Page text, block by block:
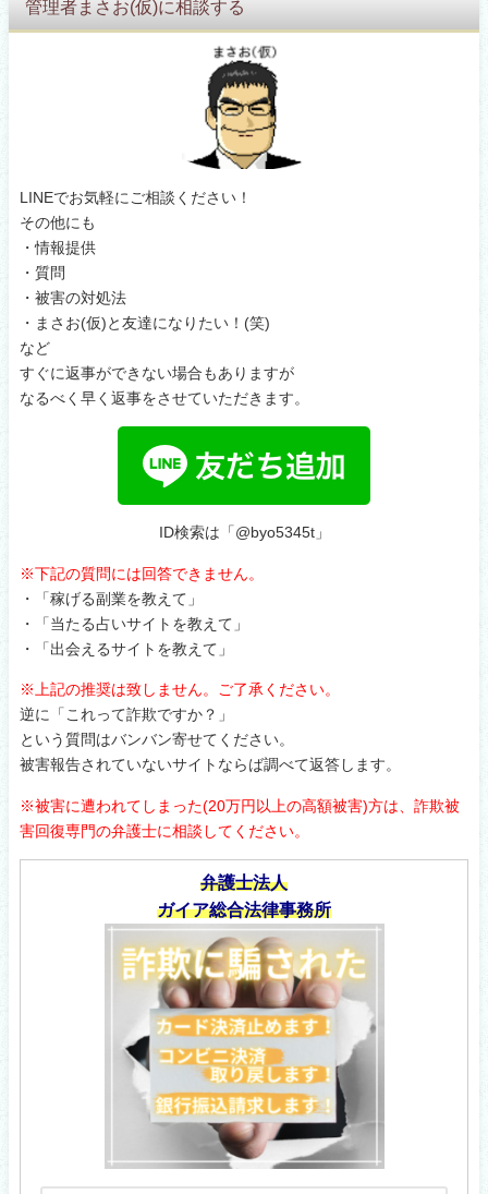
管理者まさお(仮)に相談する
LINEでお気軽にご相談ください！
その他にも
・情報提供
・質問
・被害の対処法
・まさお(仮)と友達になりたい！(笑)
など
すぐに返事ができない場合もありますが
なるべく早く返事をさせていただきます。
ID検索は「@byo5345t」
※下記の質問には回答できません。
・「稼げる副業を教えて」
・「当たる占いサイトを教えて」
・「出会えるサイトを教えて」
※上記の推奨は致しません。ご了承ください。
逆に「これって詐欺ですか？」
という質問はバンバン寄せてください。
被害報告されていないサイトならば調べて返答します。
※被害に遭われてしまった(20万円以上の高額被害)方は、詐欺被
害回復専門の弁護士に相談してください。
弁護士法人
ガイア総合法律事務所